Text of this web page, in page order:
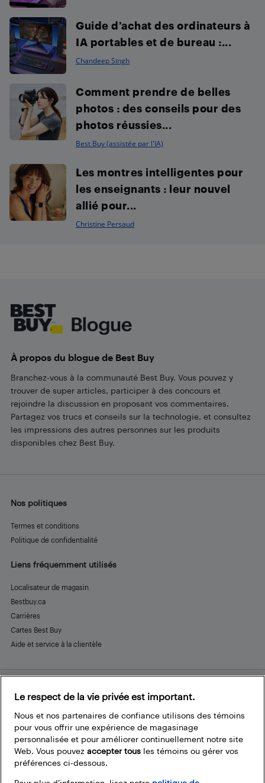
Guide d’achat des ordinateurs à
IA portables et de bureau :...
Chandeep Singh
Comment prendre de belles
photos : des conseils pour des
photos réussies...
Best Buy (assistée par l'IA)
Les montres intelligentes pour
les enseignants : leur nouvel
allié pour...
Christine Persaud
À propos du blogue de Best Buy
Branchez-vous à la communauté Best Buy. Vous pouvez y
trouver de super articles, participer à des concours et
rejoindre la discussion en proposant vos commentaires.
Partagez vos trucs et conseils sur la technologie, et consultez
les impressions des autres personnes sur les produits
disponibles chez Best Buy.
Nos politiques
Termes et conditions
Politique de confidentialité
Liens fréquemment utilisés
Localisateur de magasin
Bestbuy.ca
Carrières
Cartes Best Buy
Aide et service à la clientèle
Restez connecté
FacebookInstagram
PinterestLinkedInYouTube
Le respect de la vie privée est important.
Nous et nos partenaires de confiance utilisons des témoins
pour vous offrir une expérience de magasinage
personnalisée et pour améliorer continuellement notre site
Web. Vous pouvez accepter tous les témoins ou gérer vos
préférences ci-dessous.